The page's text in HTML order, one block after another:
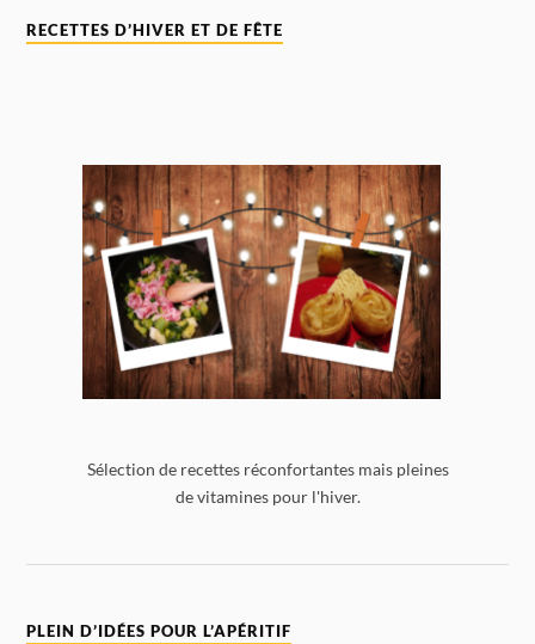
RECETTES D’HIVER ET DE FÊTE
Sélection de recettes réconfortantes mais pleines
de vitamines pour l'hiver.
PLEIN D’IDÉES POUR L’APÉRITIF